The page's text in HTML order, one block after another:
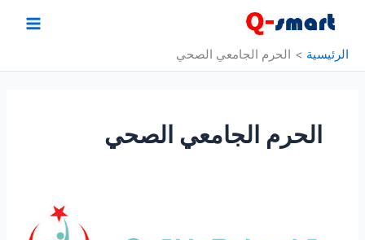
المحتوىالرئيسية الحرم الجامعي الصحي
الحرم الجامعي الصحي